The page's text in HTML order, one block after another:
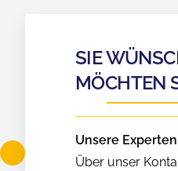
SIE
MÖCHTEN
Unsere
Über unser